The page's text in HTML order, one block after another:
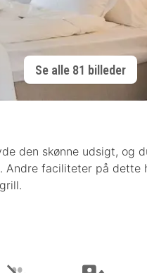
Se alle 81 billeder
den skønne udsigt, og
faciliteter på dette